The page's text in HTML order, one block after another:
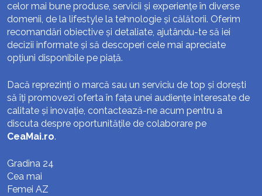
celor mai bune produse, servicii și experiențe în diverse
domenii, de la lifestyle la tehnologie și călătorii. Oferim
recomandări obiective și detaliate, ajutându-te să iei
decizii informate și să descoperi cele mai apreciate
opțiuni disponibile pe piață.
Dacă reprezinți o marcă sau un serviciu de top și dorești
să îți promovezi oferta în fața unei audiențe interesate de
calitate și inovație, contactează-ne acum pentru a
discuta despre oportunitățile de colaborare pe
CeaMai.ro.
Gradina 24
Cea mai
Femei AZ